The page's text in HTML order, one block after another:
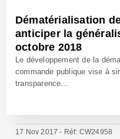
Dématérialisation
anticiper la
octobre 2018
Le développement de la
commande publique vise à
transparence...
17 Nov 2017 - Réf: CW24958